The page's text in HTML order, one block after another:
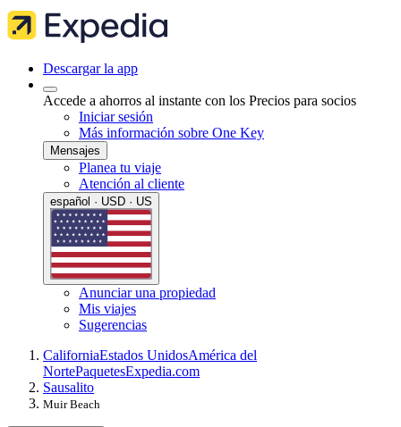
Descargar la app
Accede a ahorros al instante con los Precios para socios
Iniciar sesión
Más información sobre One Key
Mensajes
Planea tu viaje
Atención al cliente
español · USD · US
Anunciar una propiedad
Mis viajes
Sugerencias
CaliforniaEstados UnidosAmérica del
NortePaquetesExpedia.com
Sausalito
Muir Beach